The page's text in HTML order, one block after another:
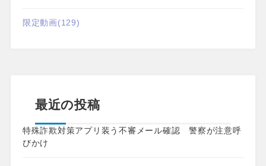
限定動画(129)
最近の投稿
特殊詐欺対策アプリ装う不審メール確認 警察が注意呼
びかけ